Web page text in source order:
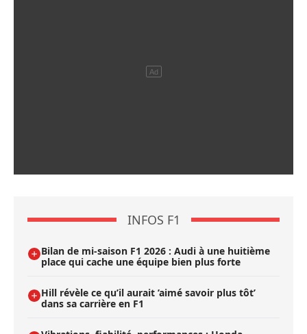
INFOS F1
Bilan de mi-saison F1 2026 : Audi à une huitième
place qui cache une équipe bien plus forte
Hill révèle ce qu’il aurait ’aimé savoir plus tôt’
dans sa carrière en F1